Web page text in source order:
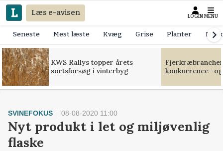
Læs e-avisen LOGIN MENU
Seneste Mest læste Kvæg Grise Planter
KWS Rallys topper årets
sortsforsøg i vinterbyg
konkurrence-
SVINEFOKUS 08-08-2020 11:00
Nyt produkt i let og miljøvenlig
flaske